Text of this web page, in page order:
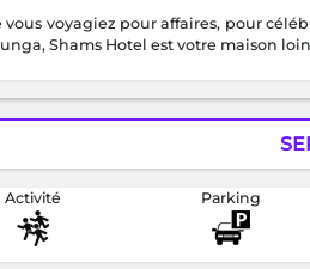
vous voyagiez pour affaires, pour
Shams Hotel est votre maison
Activité Parking